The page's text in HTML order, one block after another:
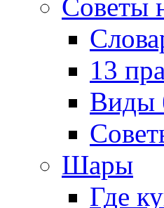
Советы
13
Виды
Шары
Где